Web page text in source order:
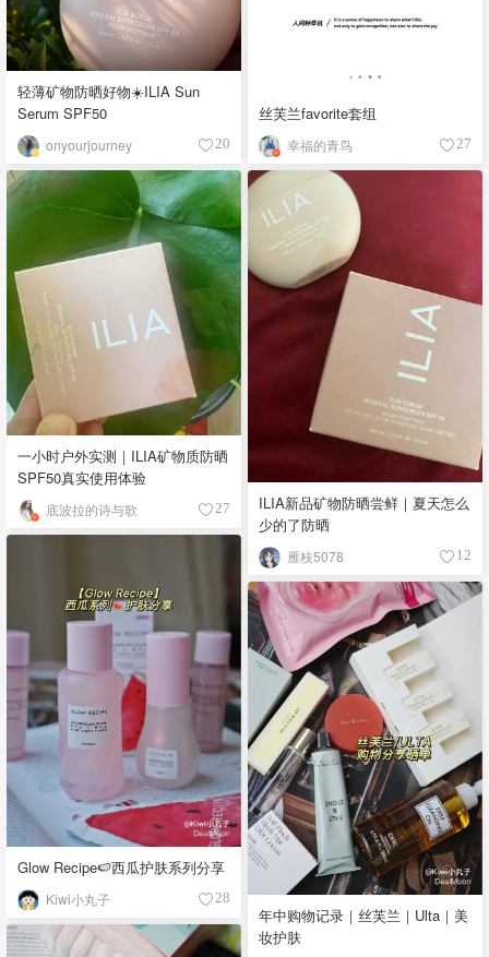
丝芙兰favorite套组
幸福的青鸟 27
轻薄矿物防晒好物☀️ILIA Sun
Serum SPF50
onyourjourney 20
一小时户外实测｜ILIA矿物质防晒
SPF50真实使用体验
底波拉的诗与歌 27
ILIA新品矿物防晒尝鲜｜夏天怎么
少的了防晒
雁枝5078 12
Glow Recipe🍉西瓜护肤系列分享
Kiwi小丸子 28
年中购物记录｜丝芙兰｜Ulta｜美
妆护肤